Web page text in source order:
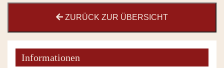
ZURÜCK ZUR ÜBERSICHT
Informationen